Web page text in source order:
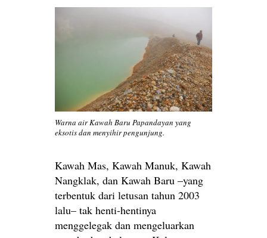
Warna air Kawah Baru Papandayan yang
eksotis dan menyihir pengunjung.
Kawah Mas, Kawah Manuk, Kawah
Nangklak, dan Kawah Baru –yang
terbentuk dari letusan tahun 2003
lalu– tak henti-hentinya
menggelegak dan mengeluarkan